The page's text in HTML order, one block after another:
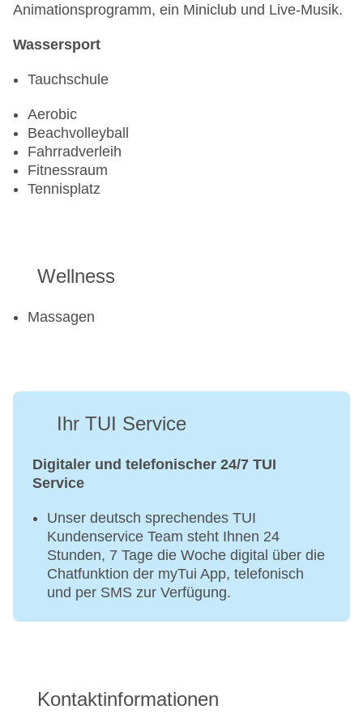
Animationsprogramm, ein Miniclub und Live-Musik.
Wassersport
Tauchschule
Aerobic
Beachvolleyball
Fahrradverleih
Fitnessraum
Tennisplatz
Wellness
Massagen
Ihr TUI Service
Digitaler und telefonischer 24/7 TUI
Service
Unser deutsch sprechendes TUI
Kundenservice Team steht Ihnen 24
Stunden, 7 Tage die Woche digital über die
Chatfunktion der myTui App, telefonisch
und per SMS zur Verfügung.
Kontaktinformationen